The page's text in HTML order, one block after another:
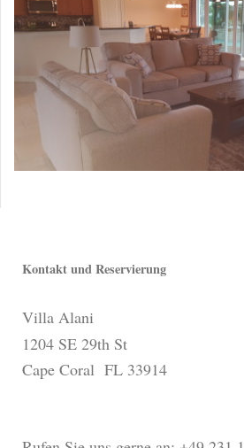
Kontakt und Reservierung
Villa Alani
1204 SE 29th St
Cape Coral FL 33914